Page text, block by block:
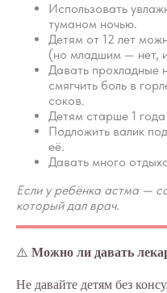
Использовать
туманом ночью.
Детям от 12 лет
(но младшим — нет,
Давать прохладные
смягчить боль в
соков.
Детям старше 1
Подложить валик
её.
Давать много
Если у ребёнка астма —
который дал врач.
⚠️ Можно ли давать
Не давайте детям без